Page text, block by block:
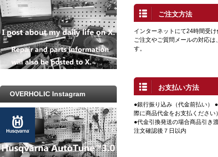
ご注文方法
インターネットにて24時間受
ご注文やご質問メールの対応
す。
お支払い方法
●銀行振り込み（代金前払い）
際に商品代金をお支払ください
●代金引換発送の場合商品引き
注文確認後７日以内
OVERHOLIC Instagram